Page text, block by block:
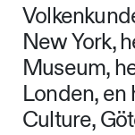
New York,
Museum,
Londen,
Culture,